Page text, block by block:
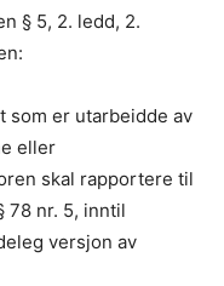
§ 5, 2. ledd, 2.
som er utarbeidde av
eller
skal rapportere til
78 nr. 5, inntil
versjon av